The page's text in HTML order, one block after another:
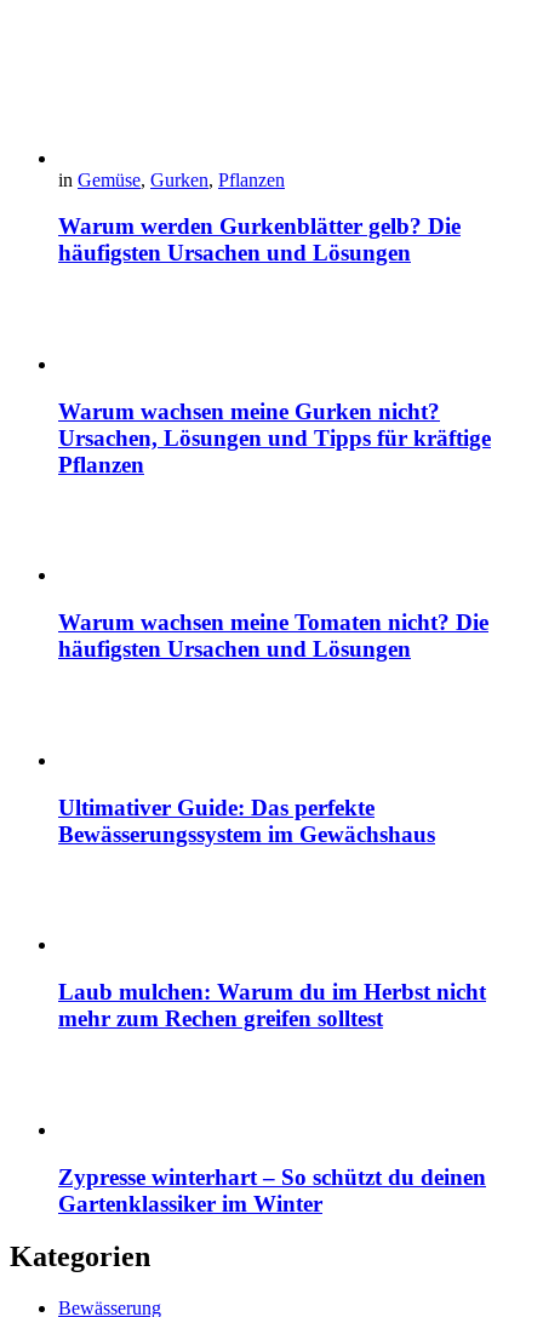
in Gemüse, Gurken, Pflanzen
Warum werden Gurkenblätter gelb? Die
häufigsten Ursachen und Lösungen
Warum wachsen meine Gurken nicht?
Ursachen, Lösungen und Tipps für kräftige
Pflanzen
Warum wachsen meine Tomaten nicht? Die
häufigsten Ursachen und Lösungen
Ultimativer Guide: Das perfekte
Bewässerungssystem im Gewächshaus
Laub mulchen: Warum du im Herbst nicht
mehr zum Rechen greifen solltest
Zypresse winterhart – So schützt du deinen
Gartenklassiker im Winter
Kategorien
Bewässerung